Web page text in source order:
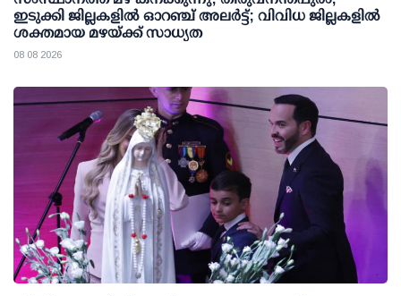
ഇടുക്കി ജില്ലകളിൽ ഓറഞ്ച് അലർട്ട്; വിവിധ ജില്ലകളിൽ
ശക്തമായ മഴയ്ക്ക് സാധ്യത
08 08 2026